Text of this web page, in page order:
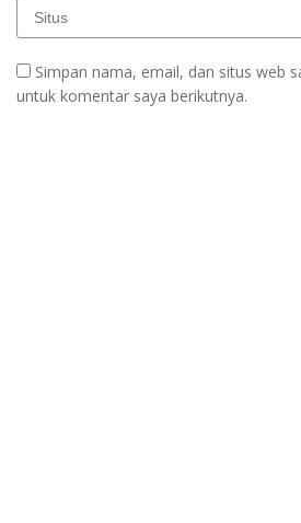
Simpan nama, email, dan situs web
untuk komentar saya berikutnya.